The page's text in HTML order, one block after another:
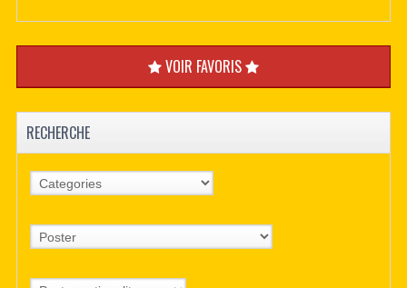
VOIR FAVORIS
RECHERCHE